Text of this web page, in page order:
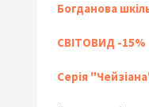
Богданова
СВІТОВИД -15%
Серія